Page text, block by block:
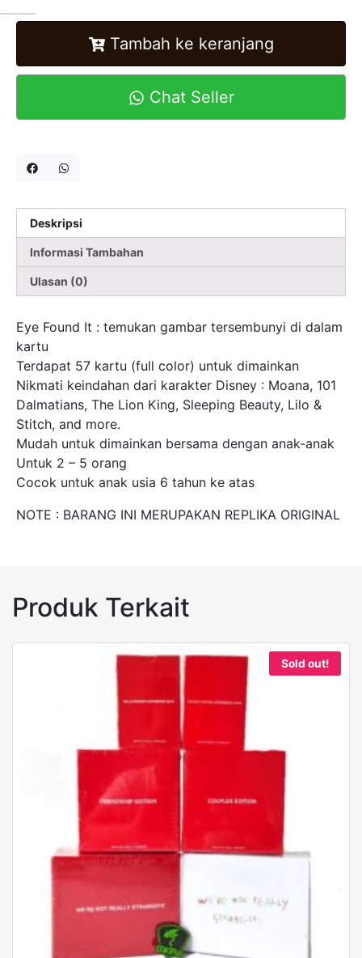
Tambah ke keranjang
Chat Seller
Alternative:
Deskripsi
Informasi Tambahan
Ulasan (0)
Eye Found It : temukan gambar tersembunyi di dalam
kartu
Terdapat 57 kartu (full color) untuk dimainkan
Nikmati keindahan dari karakter Disney : Moana, 101
Dalmatians, The Lion King, Sleeping Beauty, Lilo &
Stitch, and more.
Mudah untuk dimainkan bersama dengan anak-anak
Untuk 2 – 5 orang
Cocok untuk anak usia 6 tahun ke atas
NOTE : BARANG INI MERUPAKAN REPLIKA ORIGINAL
Produk Terkait
Sold out!